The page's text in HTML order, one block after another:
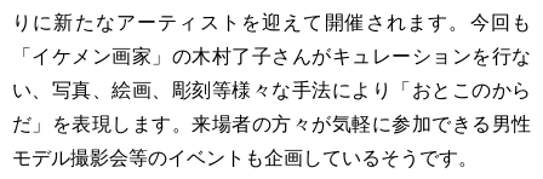
りに新たなアーティストを迎えて開催されます。今回も
「イケメン画家」の木村了子さんがキュレーションを行な
い、写真、絵画、彫刻等様々な手法により「おとこのから
だ」を表現します。来場者の方々が気軽に参加できる男性
モデル撮影会等のイベントも企画しているそうです。